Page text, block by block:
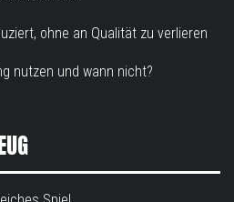
ohne an Qualität zu verlieren
nutzen und wann nicht?